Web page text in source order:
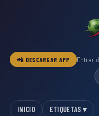
📲 DESCARGAR APP Entrar
INICIO ETIQUETAS ▾